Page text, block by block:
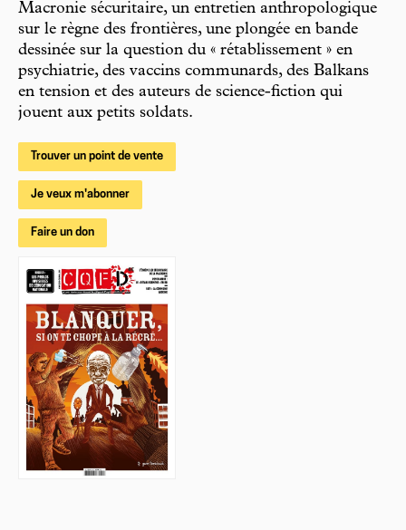
Macronie sécuritaire, un entretien anthropologique
sur le règne des frontières, une plongée en bande
dessinée sur la question du « rétablissement » en
psychiatrie, des vaccins communards, des Balkans
en tension et des auteurs de science-fiction qui
jouent aux petits soldats.
Trouver un point de vente
Je veux m'abonner
Faire un don